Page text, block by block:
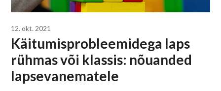
12. okt. 2021
Käitumisprobleemidega laps
rühmas või klassis: nõuanded
lapsevanematele